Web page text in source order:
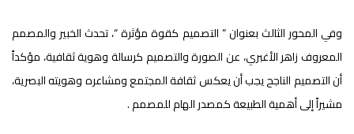
وفي المحور الثالث بعنوان ” التصميم كقوة مؤثرة “، تحدث الخبير والمصمم
المعروف زاهر الأغبري، عن الصورة والتصميم كرسالة وهوية ثقافية، مؤكداً
أن التصميم الناجح يجب أن يعكس ثقافة المجتمع ومشاعره وهويته البصرية،
مشيراً إلى أهمية الطبيعة كمصدر الهام للمصمم .